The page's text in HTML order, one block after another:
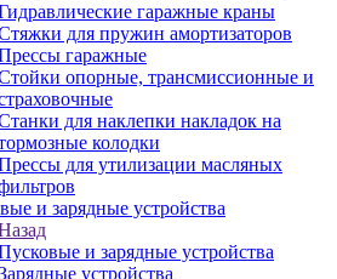
гаражные краны
для пружин амортизаторов
гаражные
опорные, трансмиссионные и
для наклепки накладок на
колодки
для утилизации масляных
и зарядные устройства
и зарядные устройства
устройства